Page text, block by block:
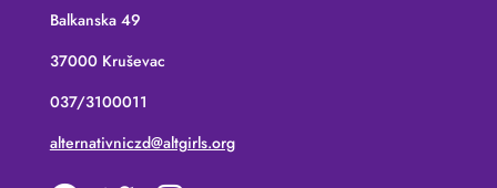
Balkanska 49
37000 Kruševac
037/3100011
alternativniczd@altgirls.org